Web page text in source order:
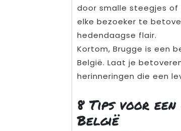
door smalle steegjes of
elke bezoeker te
hedendaagse flair.
Kortom, Brugge is een
België. Laat je
herinneringen die een
8 Tips voor
België